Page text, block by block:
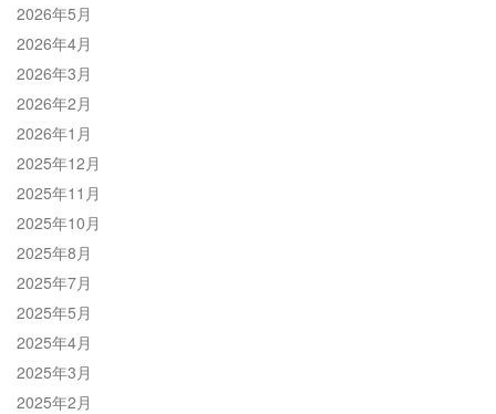
2026年5月
2026年4月
2026年3月
2026年2月
2026年1月
2025年12月
2025年11月
2025年10月
2025年8月
2025年7月
2025年5月
2025年4月
2025年3月
2025年2月